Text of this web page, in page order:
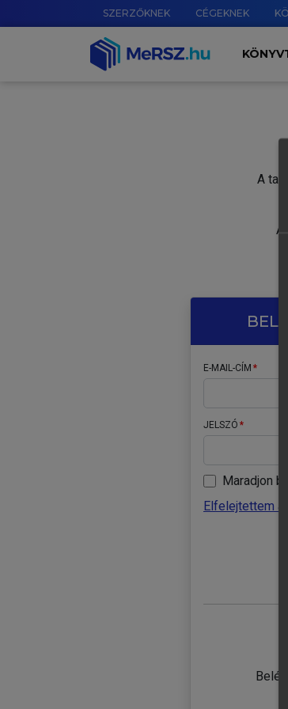
SZERZŐKNEK CÉGEKNEK
A
A
E-MAIL-CÍM
JELSZÓ
Maradjon
Elfelejtettem